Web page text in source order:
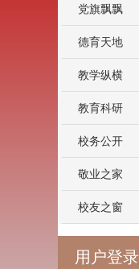
党旗飘飘
德育天地
教学纵横
教育科研
校务公开
敬业之家
校友之窗
用户登录